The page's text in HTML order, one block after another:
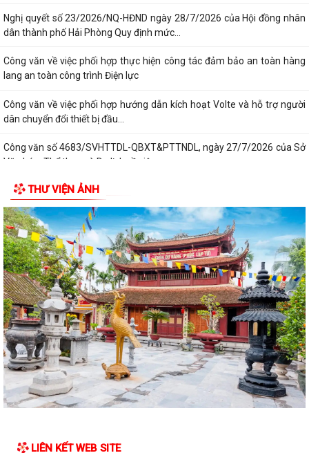
Nghị quyết số 23/2026/NQ-HĐND ngày 28/7/2026 của Hội đồng nhân
dân thành phố Hải Phòng Quy định mức...
Công văn về việc phối hợp thực hiện công tác đảm bảo an toàn hàng
lang an toàn công trình Điện lực
Công văn về việc phối hợp hướng dẫn kích hoạt Volte và hỗ trợ người
dân chuyển đổi thiết bị đầu...
Công văn số 4683/SVHTTDL-QBXT&PTTNDL, ngày 27/7/2026 của Sở
Văn hóa, Thể thao và Du lịch về việc...
Công văn 747/TTLĐNN-TCLĐ ngày 24/7/2026 của Bộ Nội vụ về việc
phối hợp triển khai kế hoạch tuyển...
KẾ HOẠCH SỐ 194/KH-UBND ngày 28/7/2026 của UBND phường về
việc triển khai thực hiện Kế hoạch số...
KẾ HOẠCH SỐ 259/KH-UBND, ngày 13/7/2026 của UBND thành phố
ban hành Kế hoạch hành động thực hiện...
PHƯỜNG ĐỒ SƠN THAM DỰ HỘI NGHỊ TOÀN QUỐC NGHIÊN CỨU, HỌC
TẬP, QUÁN TRIỆT VÀ TRIỂN KHAI THỰC HIỆN...
Công văn 3616/STP-PBGDPL, ngày 28/7/2026 của Sở Tư pháp thành
phố về việc khai thác tài liệu số...
LUẬT SỐ 122/2025/QH15 LUẬT THƯƠNG MẠI ĐIỆN TỬ
hiện Kế hoạch số 247/KH-UBND ngày...
THƯ VIỆN ẢNH
LIÊN KẾT WEB SITE